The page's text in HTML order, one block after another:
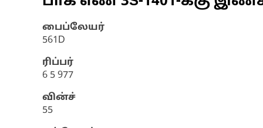
பைப்லேயர்
561D
ரிப்பர்
6 5 977
வின்ச்
55